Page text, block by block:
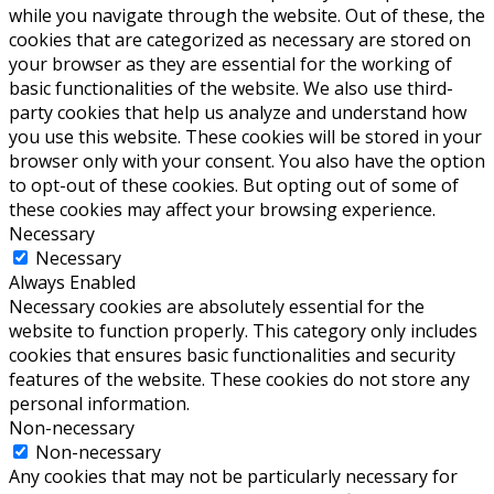
while you navigate through the website. Out of these, the
cookies that are categorized as necessary are stored on
your browser as they are essential for the working of
basic functionalities of the website. We also use third-
party cookies that help us analyze and understand how
you use this website. These cookies will be stored in your
browser only with your consent. You also have the option
to opt-out of these cookies. But opting out of some of
these cookies may affect your browsing experience.
Necessary
Necessary
Always Enabled
Necessary cookies are absolutely essential for the
website to function properly. This category only includes
cookies that ensures basic functionalities and security
features of the website. These cookies do not store any
personal information.
Non-necessary
Non-necessary
Any cookies that may not be particularly necessary for